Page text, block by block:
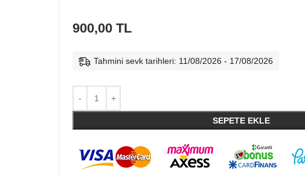
900,00 TL
Tahmini sevk tarihleri: 11/08/2026 - 17/08/2026
SEPETE EKLE